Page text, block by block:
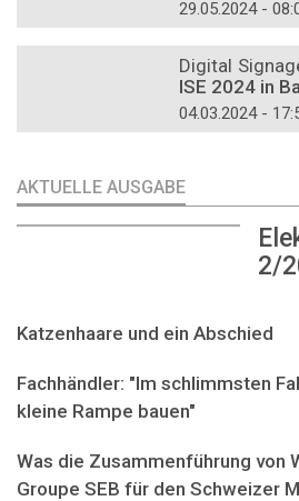
29.05.2024 -
Digital
ISE 2024 in
04.03.2024 -
AKTUELLE AUSGABE
2/
Katzenhaare und ein Abschied
Fachhändler: "Im schlimmsten
kleine Rampe bauen"
Was die Zusammenführung von
Groupe SEB für den Schweizer